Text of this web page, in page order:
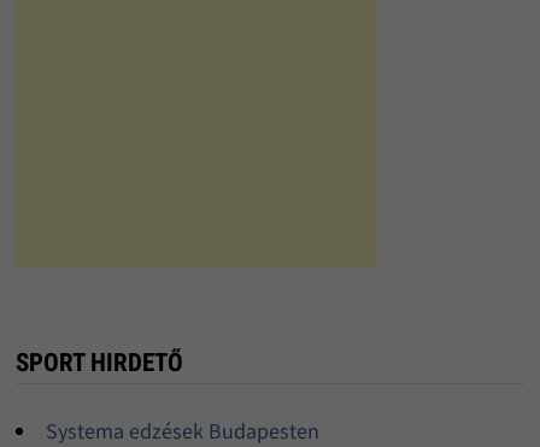
SPORT HIRDETŐ
Systema edzések Budapesten